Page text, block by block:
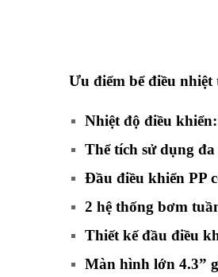
Ưu điểm bể điều nhiệt
Nhiệt độ điều
Thể tích sử dụng
Đầu điều khiển PP
2 hệ thống bơm
Thiết kế đầu điều
Màn hình lớn 4.3”